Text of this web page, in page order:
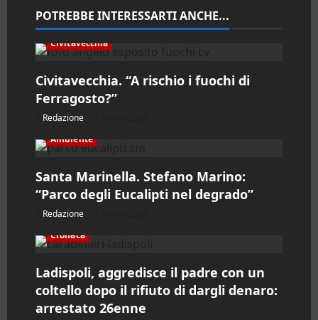
e
a
r
t
i
c
o
o
POTREBBE INTERESSARTI ANCHE...
Civitavecchia
Civitavecchia. “A rischio i fuochi di
Ferragosto?”
Redazione
Ambiente
Santa Marinella. Stefano Marino:
“Parco degli Eucalipti nel degrado”
Redazione
Cronaca
Ladispoli, aggredisce il padre con un
coltello dopo il rifiuto di dargli denaro:
arrestato 26enne